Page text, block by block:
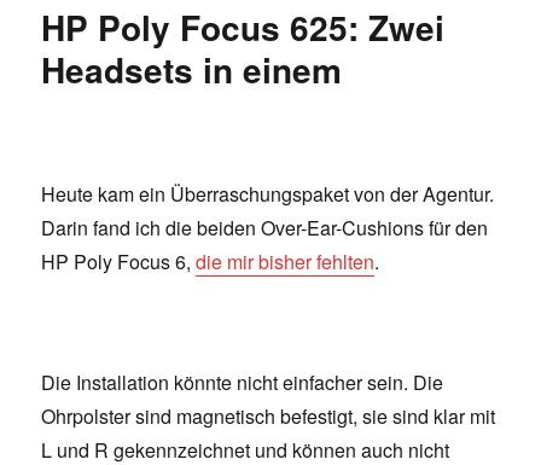
sitzt
dem
HP Poly Focus 625: Zwei
Headsets in einem
Heute kam ein Überraschungspaket von der Agentur.
Darin fand ich die beiden Over-Ear-Cushions für den
HP Poly Focus 6,die mir bisher fehlten.
Die Installation könnte nicht einfacher sein. Die
Ohrpolster sind magnetisch befestigt, sie sind klar mit
L und R gekennzeichnet und können auch nicht